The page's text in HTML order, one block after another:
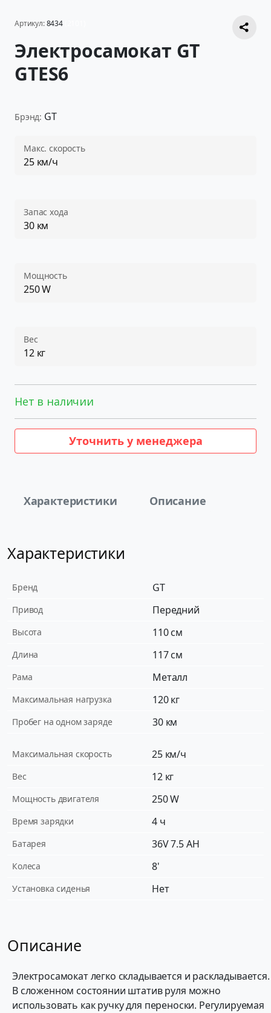
Артикул:8434
Электросамокат GT
GTES6
Брэнд: GT
Макс. скорость
25 км/ч
Запас хода
30 км
Мощность
250 W
Вес
12 кг
Нет в наличии
Уточнить у менеджера
Характеристики Описание
Характеристики
Бренд GT
Привод Передний
Высота 110 см
Длина 117 см
Рама Металл
Максимальная нагрузка 120 кг
Пробег на одном заряде 30 км
Максимальная скорость 25 км/ч
Вес 12 кг
Мощность двигателя 250 W
Время зарядки 4 ч
Батарея 36V 7.5 AH
Колеса 8'
Установка сиденья Нет
Описание
Электросамокат легко складывается и раскладывается.
В сложенном состоянии штатив руля можно
использовать как ручку для переноски. Регулируемая